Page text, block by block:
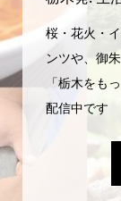
桜・花火・
ンツや、御
「栃木をも
配信中です